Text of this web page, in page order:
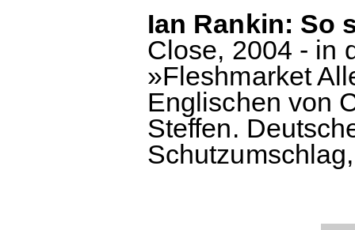
Ian Rankin: So
Close, 2004 - in
»Fleshmarket
Englischen von
Steffen.